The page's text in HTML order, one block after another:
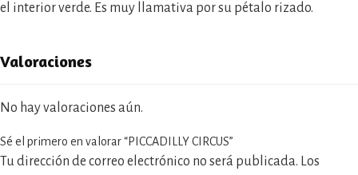
el interior verde. Es muy llamativa por su pétalo rizado.
Valoraciones
No hay valoraciones aún.
Sé el primero en valorar “PICCADILLY CIRCUS”
Tu dirección de correo electrónico no será publicada. Los